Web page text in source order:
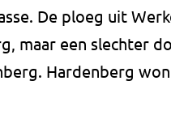
De ploeg uit
maar een slechter
Hardenberg